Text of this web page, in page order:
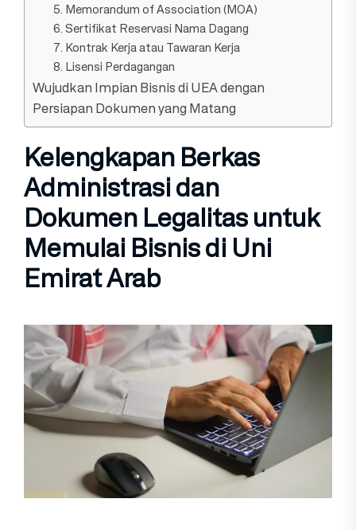
5. Memorandum of Association (MOA)
6. Sertifikat Reservasi Nama Dagang
7. Kontrak Kerja atau Tawaran Kerja
8. Lisensi Perdagangan
Wujudkan Impian Bisnis di UEA dengan
Persiapan Dokumen yang Matang
Kelengkapan Berkas
Administrasi dan
Dokumen Legalitas untuk
Memulai Bisnis di Uni
Emirat Arab